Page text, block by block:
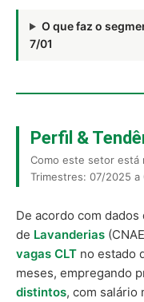
O que faz o
7/01
Perfil &
Como este setor está
Trimestres: 07/2025
De acordo com dados
de Lavanderias
vagas CLT no estado
meses, empregando
distintos, com salário